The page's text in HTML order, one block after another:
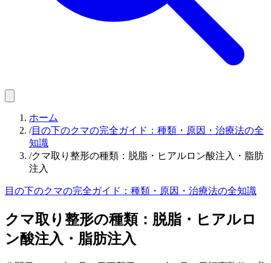
ホーム
/目の下のクマの完全ガイド：種類・原因・治療法の全
知識
/クマ取り整形の種類：脱脂・ヒアルロン酸注入・脂肪
注入
目の下のクマの完全ガイド：種類・原因・治療法の全知識
クマ取り整形の種類：脱脂・ヒアルロ
ン酸注入・脂肪注入